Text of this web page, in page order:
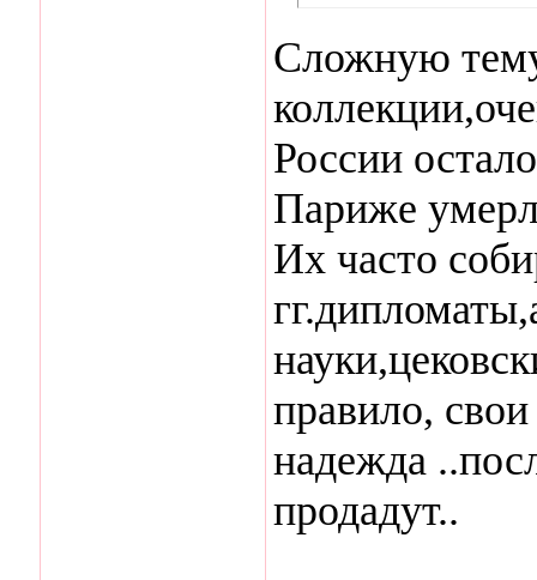
Сложную
России
Париже
Их часто
правило,
надежда
продадут..